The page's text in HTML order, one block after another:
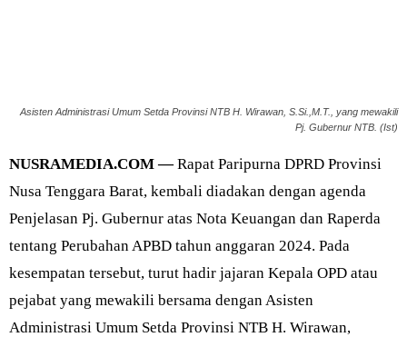
Asisten Administrasi Umum Setda Provinsi NTB H. Wirawan, S.Si.,M.T., yang mewakili
Pj. Gubernur NTB. (Ist)
NUSRAMEDIA.COM —Rapat Paripurna DPRD Provinsi
Nusa Tenggara Barat, kembali diadakan dengan agenda
Penjelasan Pj. Gubernur atas Nota Keuangan dan Raperda
tentang Perubahan APBD tahun anggaran 2024. Pada
kesempatan tersebut, turut hadir jajaran Kepala OPD atau
pejabat yang mewakili bersama dengan Asisten
Administrasi Umum Setda Provinsi NTB H. Wirawan,